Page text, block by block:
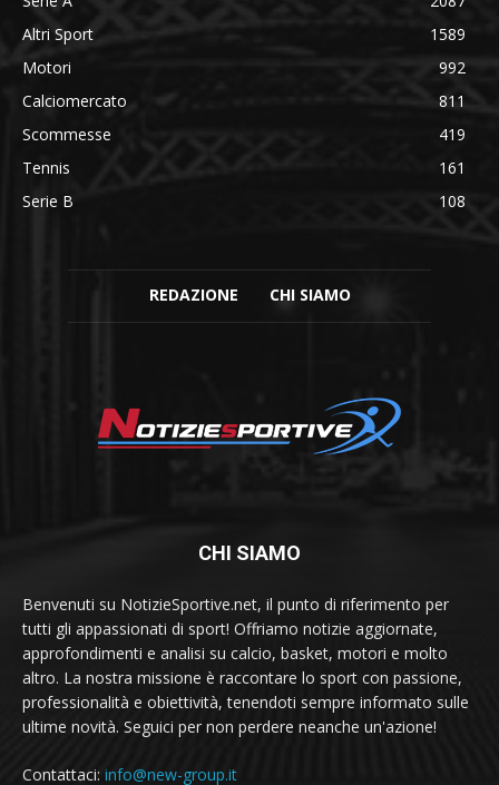
Altri Sport
1589
Motori
992
Calciomercato
811
Scommesse
419
Tennis
161
Serie B
108
REDAZIONE CHI SIAMO
CHI SIAMO
Benvenuti su NotizieSportive.net, il punto di riferimento per
tutti gli appassionati di sport! Offriamo notizie aggiornate,
approfondimenti e analisi su calcio, basket, motori e molto
altro. La nostra missione è raccontare lo sport con passione,
professionalità e obiettività, tenendoti sempre informato sulle
ultime novità. Seguici per non perdere neanche un'azione!
Contattaci: info@new-group.it